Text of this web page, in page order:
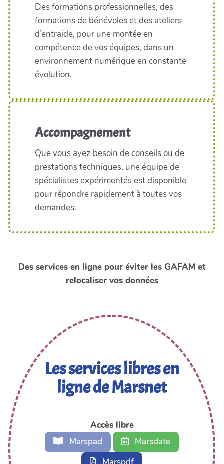
Des formations professionnelles, des
formations de bénévoles et des ateliers
d’entraide, pour une montée en
compétence de vos équipes, dans un
environnement numérique en constante
évolution.
Accompagnement
Que vous ayez besoin de conseils ou de
prestations techniques, une équipe de
spécialistes expérimentés est disponible
pour répondre rapidement à toutes vos
demandes.
Des services en ligne pour éviter les GAFAM et
relocaliser vos données
Les services libres en
ligne de Marsnet
Accès libre
Marspad
Marsdate